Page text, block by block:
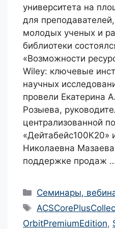
университета на
для
молодых ученых и
библиотеки
«Возможности
Wiley: ключевые
научных
провели Екатерина
Розыева,
централизованной
«Дейтабейс100К20»
Николаевна
поддержке продаж
Рубрики
Семинары,
Метки
OrbitPremiumEdition,